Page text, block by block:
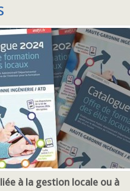
à la gestion locale ou à